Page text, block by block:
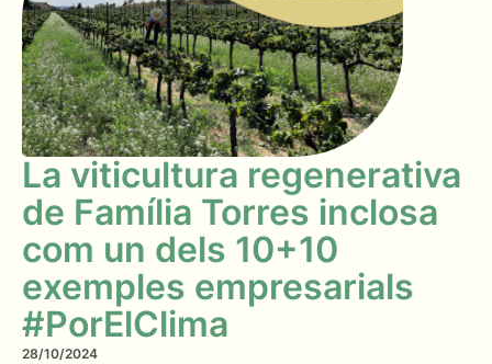
La viticultura regenerativa
de Família Torres inclosa
com un dels 10+10
exemples empresarials
#PorElClima
28/10/2024